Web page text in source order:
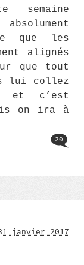
semaine
que les
alignés
que tout
lui collez
et c’est
on ira à
20
janvier 2017